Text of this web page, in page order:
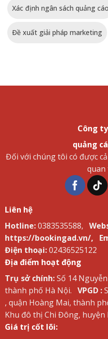
Xác định ngân sách quảng cáo
Đề xuất giải pháp marketing
Công
quảng
Đối với chúng tôi có được
quan
Liên hệ
Hotline:0383535588,
https://bookingad.vn/,
Điện thoại:02436525122
Địa điểm hoạt động
Trụ sở chính:Số 14
thành phố Hà Nội. VPGD :
, quận Hoàng Mai, thành
Khu đô thị Chi Đông, huyện
Giá trị cốt lõi: